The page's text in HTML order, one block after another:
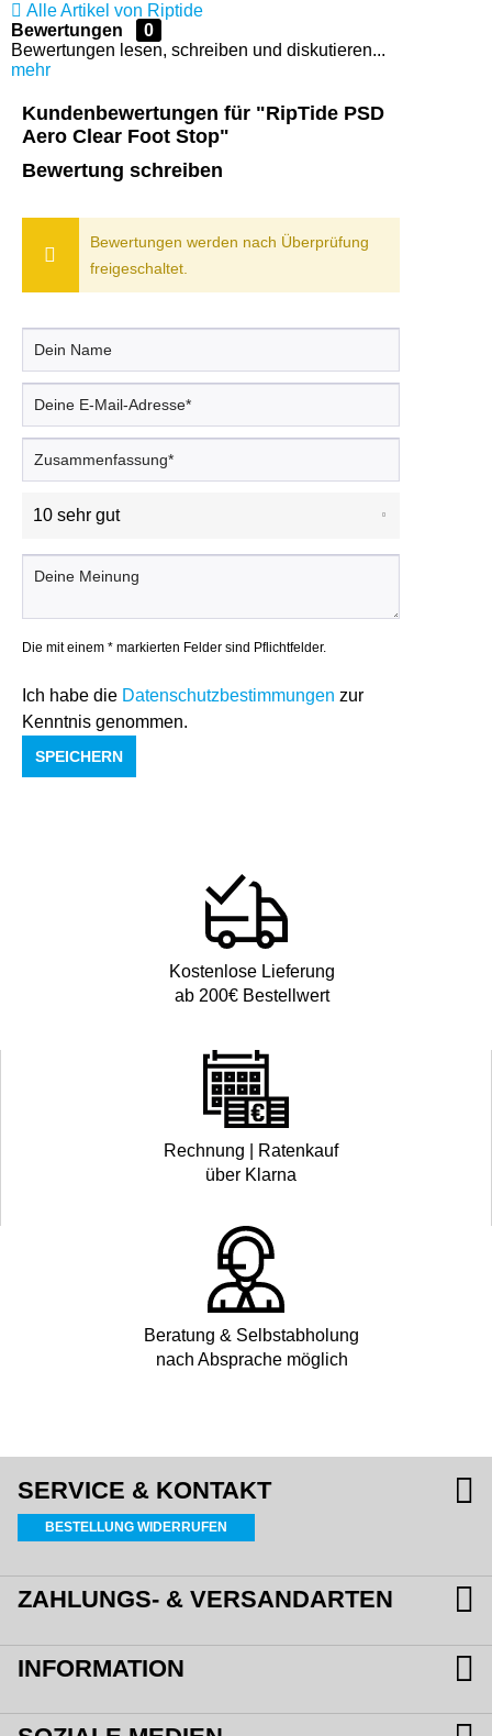
Alle Artikel von Riptide
Bewertungen
0
Bewertungen lesen, schreiben und diskutieren...
mehr
Kundenbewertungen für "RipTide PSD
Aero Clear Foot Stop"
Bewertung schreiben
Bewertungen werden nach Überprüfung
freigeschaltet.
Die mit einem * markierten Felder sind Pflichtfelder.
Ich habe die Datenschutzbestimmungen zur
Kenntnis genommen.
SPEICHERN
Kostenlose Lieferung
ab 200€ Bestellwert
Rechnung | Ratenkauf
über Klarna
Beratung & Selbstabholung
nach Absprache möglich
SERVICE & KONTAKT
BESTELLUNG WIDERRUFEN
ZAHLUNGS- & VERSANDARTEN
INFORMATION